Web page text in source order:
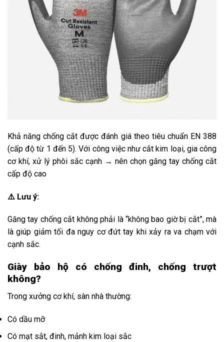
Khả năng chống cắt được đánh giá theo tiêu chuẩn EN 388
(cấp độ từ 1 đến 5). Với công việc như cắt kim loại, gia công
cơ khí, xử lý phôi sắc cạnh → nên chọn găng tay chống cắt
cấp độ cao
⚠️ Lưu ý:
Găng tay chống cắt không phải là “không bao giờ bị cắt”, mà
là giúp giảm tối đa nguy cơ đứt tay khi xảy ra va chạm với
cạnh sắc.
Giày bảo hộ có chống đinh, chống trượt
không?
Trong xưởng cơ khí, sàn nhà thường:
Có dầu mỡ
Có mạt sắt, đinh, mảnh kim loại sắc